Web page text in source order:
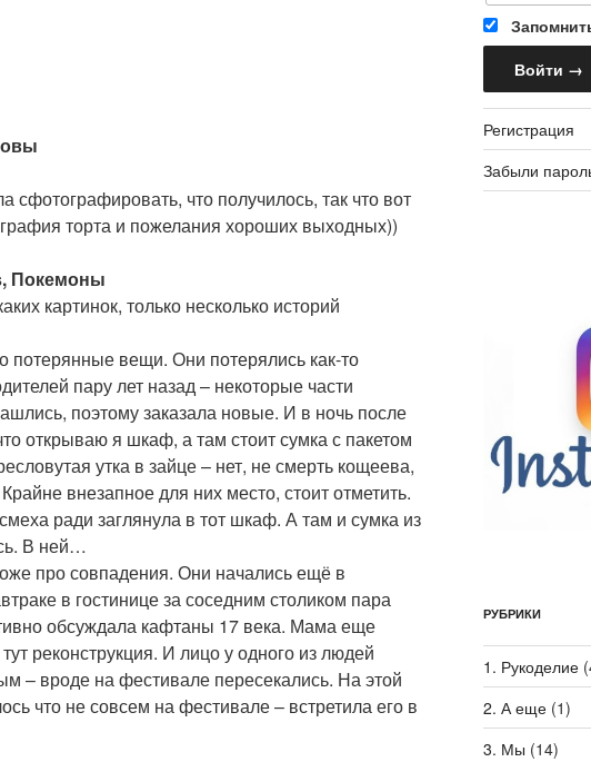
сфотографировать, что получилось, так что вот
торта и пожелания хороших выходных))
Покемоны
картинок, только несколько историй
потерянные вещи. Они потерялись как-то
пару лет назад – некоторые части
поэтому заказала новые. И в ночь после
открываю я шкаф, а там стоит сумка с пакетом
утка в зайце – нет, не смерть кощеева,
внезапное для них место, стоит отметить.
ради заглянула в тот шкаф. А там и сумка из
В ней…
про совпадения. Они начались ещё в
в гостинице за соседним столиком пара
обсуждала кафтаны 17 века. Мама еще
реконструкция. И лицо у одного из людей
– вроде на фестивале пересекались. На этой
что не совсем на фестивале – встретила его в
Регистрация
Забыли
РУБРИКИ
1. Рукоделие
2. А еще(1)
3. Мы (14)